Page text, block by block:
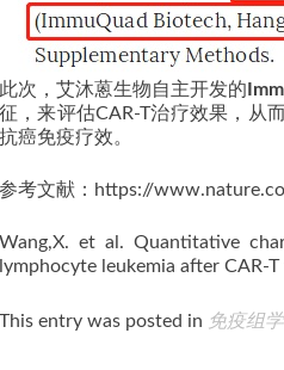
此次，艾沐蒽生物自主开发的
征，来评估CAR-T治疗效果，从
抗癌免疫疗效。
参考文献：https://
Wang,X. et al. Quantitative
lymphocyte leukemia after CAR-T
This entry was posted in 免疫组学